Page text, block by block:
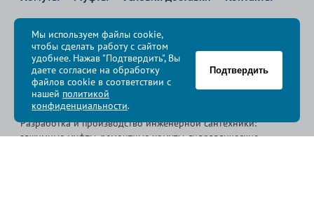
8 800 700-83-36
Звоните бесплатно с 08:00 до 17:00 по Москве
политика конфиденциальности
© Группа компаний « », 2009-2026
Разработка и производство инженерной сантехники:
зажимные муфты, ремонтные хомуты, гидравлические
Мы используем файлы cookie,
чтобы сделать работу с сайтом
удобнее. Нажав "Подтвердить", Вы
даете согласие на обработку
файлов cookie в соответствии с
нашей политикой
конфиденциальности.
Подтвердить